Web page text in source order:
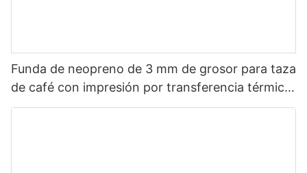
Funda de neopreno de 3 mm de grosor para taza
de café con impresión por transferencia térmica
completa.